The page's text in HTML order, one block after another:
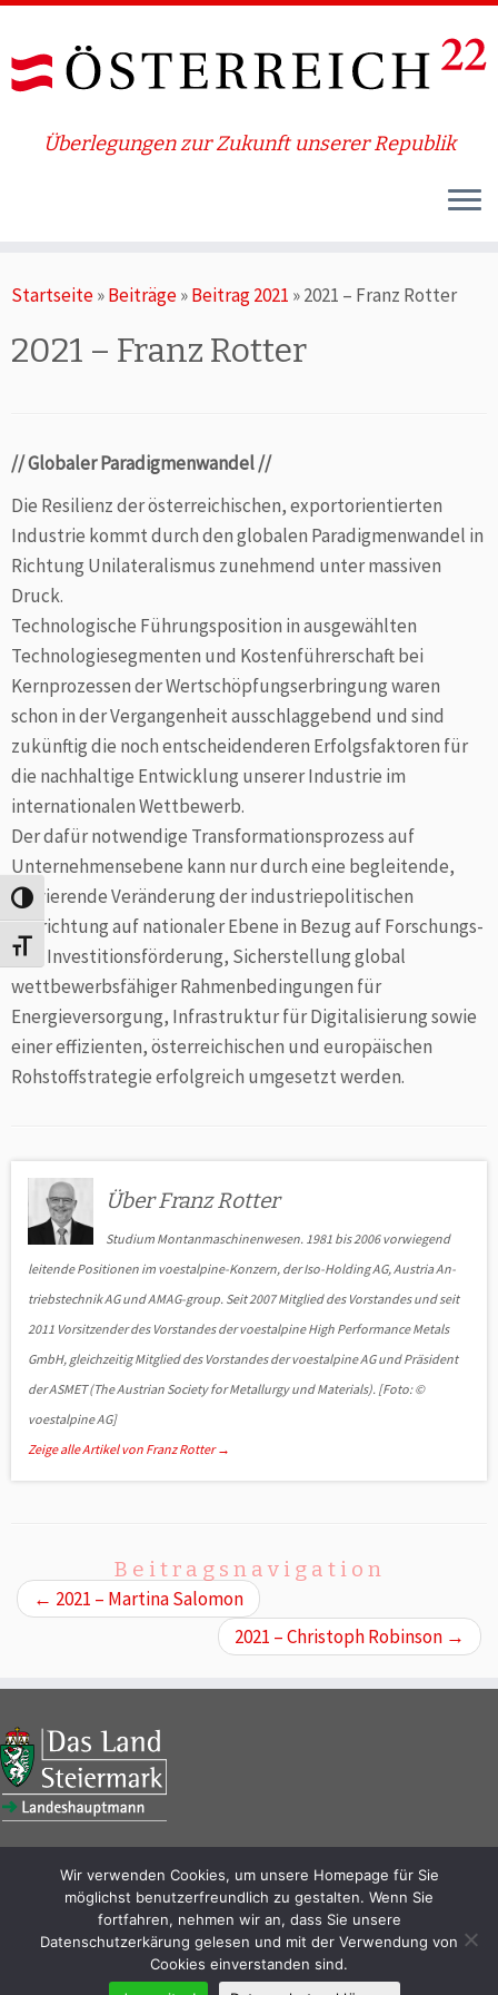
Umschalten auf hohe Kontraste
Schrift vergrößern
Inhalt
Überlegungen zur Zukunft unserer Republik
Startseite»Beiträge»Beitrag 2021 »2021 – Franz Rotter
2021 – Franz Rotter
// Globaler Paradigmenwandel //
Die Resilienz der österreichischen, exportorientierten
Industrie kommt durch den globalen Paradigmenwandel in
Richtung Unilateralismus zunehmend unter massiven
Druck.
Technologische Führungsposition in ausgewählten
Technologiesegmenten und Kostenführerschaft bei
Kernprozessen der Wertschöpfungserbringung waren
schon in der Vergangenheit ausschlaggebend und sind
zukünftig die noch entscheidenderen Erfolgsfaktoren für
die nachhaltige Entwicklung unserer Industrie im
internationalen Wettbewerb.
Der dafür notwendige Transformationsprozess auf
Unternehmensebene kann nur durch eine begleitende,
gravierende Veränderung der industriepolitischen
Ausrichtung auf nationaler Ebene in Bezug auf Forschungs-
und Investitionsförderung, Sicherstellung global
wettbewerbsfähiger Rahmenbedingungen für
Energieversorgung, Infrastruktur für Digitalisierung sowie
einer effizienten, österreichischen und europäischen
Rohstoffstrategie erfolgreich umgesetzt werden.
Über Franz Rotter
Studium Montanmaschinenwesen. 1981 bis 2006 vorwiegend
lei­ten­de Positionen im voestalpine-Konzern, der Iso-Holding AG, Austria An­
triebs­technik AG und AMAG-group. Seit 2007 Mitglied des Vor­stan­des und seit
2011 Vorsitzender des Vor­standes der voestalpine High Per­formance Metals
GmbH, gleichzeitig Mitglied des Vorstandes der voest­alpine AG und Präsident
der ASMET (The Austrian Society for Metall­urgy und Materials). [Foto: ©
voestalpine AG]
Zeige alle Artikel von Franz Rotter→
Beitragsnavigation
← 2021 – Martina Salomon
2021 – Christoph Robinson →
Wir verwenden Cookies, um unsere Homepage für Sie
möglichst benutzerfreundlich zu gestalten. Wenn Sie
fortfahren, nehmen wir an, dass Sie unsere
Datenschutzerkärung gelesen und mit der Verwendung von
Cookies einverstanden sind.